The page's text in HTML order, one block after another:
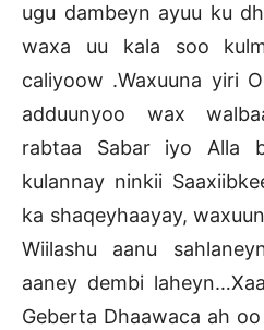
ugu dambeyn ayuu ku
waxa uu kala soo
caliyoow .Waxuuna yiri
adduunyoo wax
rabtaa Sabar iyo Alla
kulannay ninkii
ka shaqeyhaayay,
Wiilashu aanu
aaney dembi
Geberta Dhaawaca ah